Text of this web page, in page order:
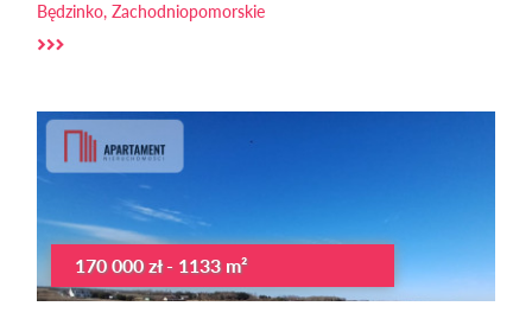
Będzinko, Zachodniopomorskie
170 000 zł - 1133 m²